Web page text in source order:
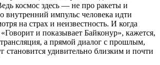
космос здесь — не про ракеты и
внутренний импульс человека идти
на страх и неизвестность. И когда
«Говорит и показывает Байконур», кажется,
трансляция, а прямой диалог с прошлым,
становится удивительно близким и почти